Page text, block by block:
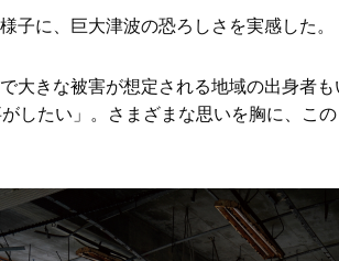
に、巨大津波の恐ろしさを実感した。
きな被害が想定される地域の出身者も
したい」。さまざまな思いを胸に、こ